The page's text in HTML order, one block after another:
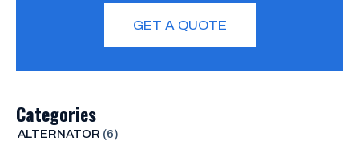
GET A QUOTE
Categories
ALTERNATOR (6)